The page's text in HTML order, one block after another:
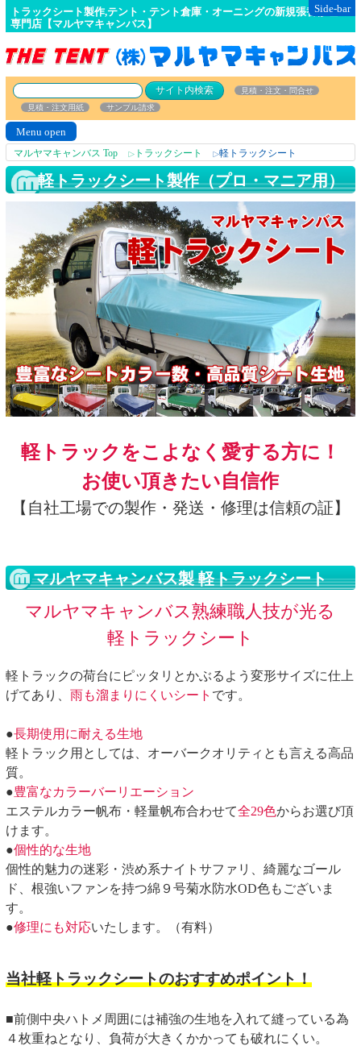
トラックシート製作,テント・テント倉庫・オーニングの新規張替修理の
専門店【マルヤマキャンバス】
見積・注文・問合せ
見積・注文用紙
サンプル請求
Menu open
マルヤマキャンバス Top △ トラックシート △軽トラックシート
軽トラックシート製作（プロ・マニア用）
軽トラックをこよなく愛する方に！
お使い頂きたい自信作
【自社工場での製作・発送・修理は信頼の証】
マルヤマキャンバス製 軽トラックシート
マルヤマキャンバス熟練職人技が光る
軽トラックシート
軽トラックの荷台にピッタリとかぶるよう変形サイズに仕上
げてあり、 雨も溜まりにくいシート です。
●長期使用に耐える生地
軽トラック用としては、オーバークオリティとも言える高品
質。
●豊富なカラーバーリエーション
エステルカラー帆布・軽量帆布合わせて全29色からお選び頂
けます。
●個性的な生地
個性的魅力の迷彩・渋め系ナイトサファリ、綺麗なゴール
ド、根強いファンを持つ綿９号菊水防水OD色もございま
す。
●修理にも対応いたします。（有料）
当社軽トラックシートのおすすめポイント！
■前側中央ハトメ周囲には補強の生地を入れて縫っている為
４枚重ねとなり、負荷が大きくかかっても破れにくい。
Side-bar